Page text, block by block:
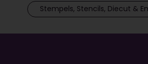
Stempels, Stencils, Diecut &